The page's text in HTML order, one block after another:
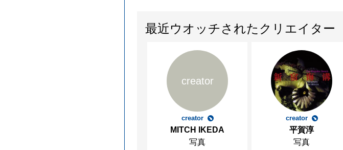
最近ウオッチされたクリエイター
creator
creator
MITCH IKEDA
写真
creator
平賀淳
写真